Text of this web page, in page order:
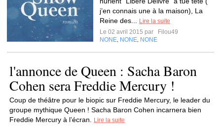
j’en connais une à la maison), La
Reine des...
Lire la suite
Le 02 avril 2015 par
Filou49
NONE NONE NONE
l'annonce de Queen : Sacha Baron
Cohen sera Freddie Mercury !
Coup de théâtre pour le biopic sur Freddie Mercury, le leader du
groupe mythique Queen ! Sacha Baron Cohen incarnera bien
Freddie Mercury à l’écran.
Lire la suite